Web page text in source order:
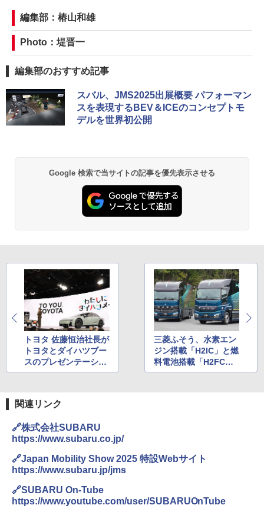
編集部：椿山和雄
Photo：堤晋一
編集部のおすすめ記事
スバル、JMS2025出展概要 パフォーマン
スを表現するBEV＆ICEのコンセプトモ
デルを世界初公開
Google 検索で当サイトの記事を優先表示させる
トヨタ 佐藤恒治社長が
トヨタとダイハツブー
スのプレゼンテーショ
ン実施「あなた目がけ
をつくって、幸せを量
三菱ふそう、水素エン
ジン搭載「H2IC」と燃
料電池搭載「H2FC」
大型トラック2台をジ
関連リンク
🔗株式会社SUBARU
https://www.subaru.co.jp/
🔗Japan Mobility Show 2025 特設Webサイト
https://www.subaru.jp/jms
🔗SUBARU On-Tube
https://www.youtube.com/user/SUBARUOnTube